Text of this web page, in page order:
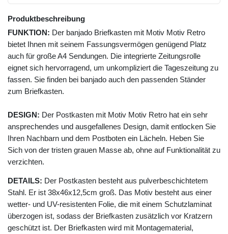
Produktbeschreibung
FUNKTION: Der banjado Briefkasten mit Motiv Motiv Retro
bietet Ihnen mit seinem Fassungsvermögen genügend Platz
auch für große A4 Sendungen. Die integrierte Zeitungsrolle
eignet sich hervorragend, um unkompliziert die Tageszeitung zu
fassen. Sie finden bei banjado auch den passenden Ständer
zum Briefkasten.
DESIGN: Der Postkasten mit Motiv Motiv Retro hat ein sehr
ansprechendes und ausgefallenes Design, damit entlocken Sie
Ihren Nachbarn und dem Postboten ein Lächeln. Heben Sie
Sich von der tristen grauen Masse ab, ohne auf Funktionalität zu
verzichten.
DETAILS: Der Postkasten besteht aus pulverbeschichtetem
Stahl. Er ist 38x46x12,5cm groß. Das Motiv besteht aus einer
wetter- und UV-resistenten Folie, die mit einem Schutzlaminat
überzogen ist, sodass der Briefkasten zusätzlich vor Kratzern
geschützt ist. Der Briefkasten wird mit Montagematerial,